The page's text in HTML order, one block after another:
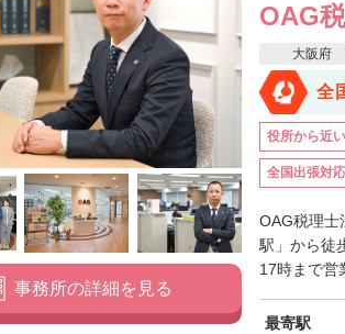
OAG
大阪府
全
役所から近い
全国出張対
OAG税理士
駅」から徒
17時まで営
最寄駅
事務所の詳細を見る